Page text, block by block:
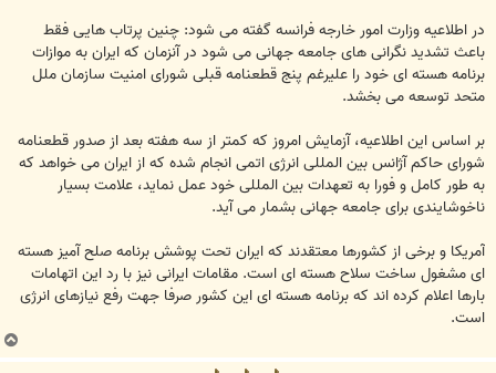
در اطلاعیه وزارت امور خارجه فرانسه گفته می شود: چنین پرتاب هایی فقط
باعث تشدید نگرانی های جامعه جهانی می شود در آنزمان که ایران به موازات
برنامه هسته ای خود را علیرغم پنج قطعنامه قبلی شورای امنیت سازمان ملل
متحد توسعه می بخشد.
بر اساس این اطلاعیه، آزمایش امروز که کمتر از سه هفته بعد از صدور قطعنامه
شورای حاکم آژانس بین المللی انرژی اتمی انجام شده که از ایران می خواهد که
به طور کامل و فورا به تعهدات بین المللی خود عمل نماید، علامت بسیار
ناخوشایندی برای جامعه جهانی بشمار می آید.
آمریکا و برخی از کشورها معتقدند که ایران تحت پوشش برنامه صلح آمیز هسته
ای مشغول ساخت سلاح هسته ای است. مقامات ایرانی نیز با رد این اتهامات
بارها اعلام کرده اند که برنامه هسته ای این کشور صرفا جهت رفع نیازهای انرژی
است.